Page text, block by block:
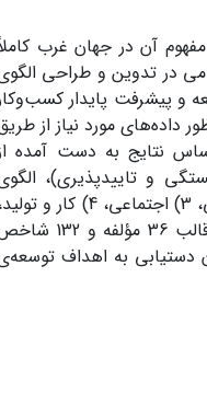
آن در جهان غرب
در تدوین و طراحی
و پیشرفت پایدار
داده‌های مورد نیاز از
نتایج به دست آمده
و تاییدپذیری)،
اسلامی کسب‌وکار پایدار در برگیرنده‌ی هفت بعد: 1) اقتصادی، 2) زیست محیطی، 3) اجتماعی، 4) کار
5) مدیریت و رهبری، 6) سرمایه انسانی و 7) پیشرفت و تعالی است که در قالب 36
دستیابی به اهداف